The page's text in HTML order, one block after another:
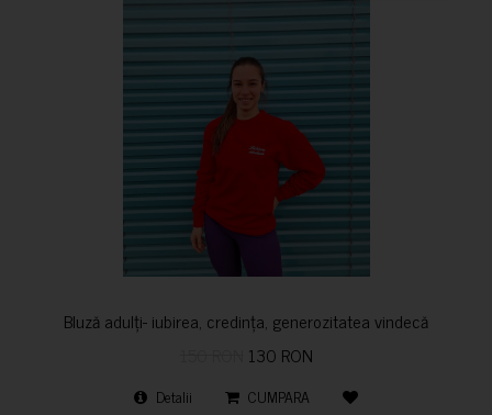
Bluză adulți- iubirea, credința, generozitatea vindecă
130 RON
Detalii CUMPARA